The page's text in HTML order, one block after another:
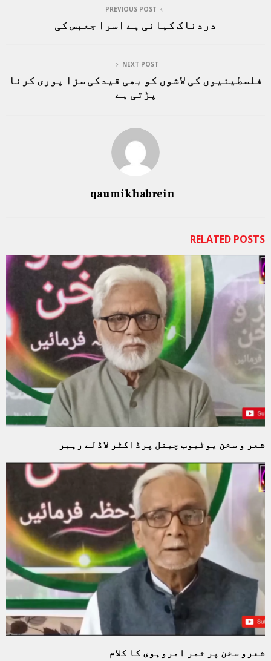
PREVIOUS POST
دردناک کہانی ہے اسرا جعبس کی
NEXT POST
فلسطینیوں کی لاشوں کو بھی قیدکی سزا پوری کرنا
پڑتی ہے
qaumikhabrein
RELATED POSTS
شعر و سخن یوٹیوب چینل پرڈاکٹر لاڈلے رہبر
شعرو سخن پر ثمر امروہوی کا کلام